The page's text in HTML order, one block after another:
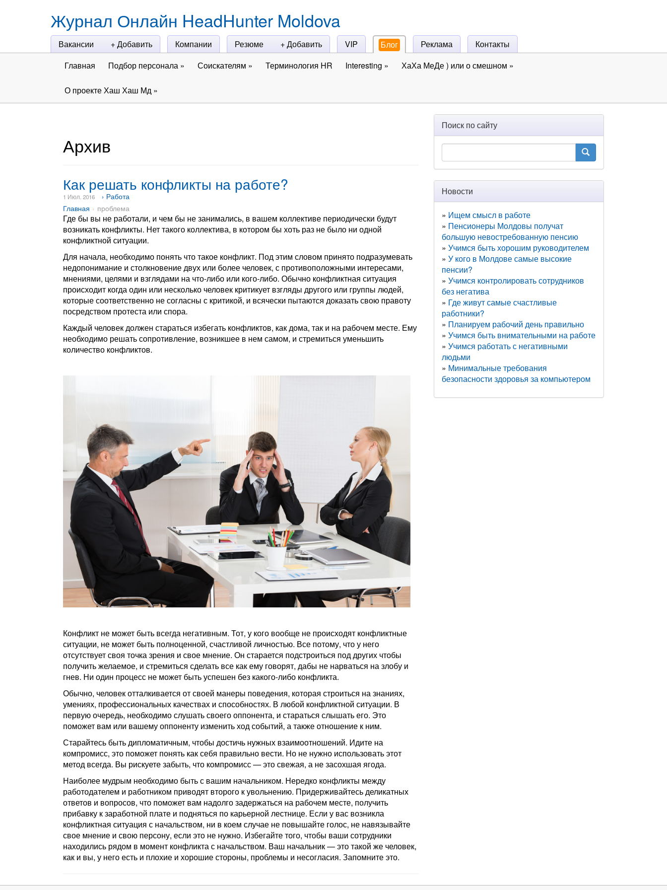
Журнал Онлайн HeadHunter Moldova
Вакансии + Добавить Компании Резюме + Добавить VIP Блог Реклама
Контакты
Главная
Подбор персонала » Соискателям » Терминология HR Interesting » ХаХа МеДе ) или о смешном »
О проекте Хаш Хаш Мд »
Архив
Как решать конфликты на работе?
1 Июл. 2016
› Работа
Главная
проблема
Где бы вы не работали, и чем бы не занимались, в вашем коллективе периодически будут
возникать конфликты. Нет такого коллектива, в котором бы хоть раз не было ни одной
конфликтной ситуации.
Для начала, необходимо понять что такое конфликт. Под этим словом принято подразумевать
недопонимание и столкновение двух или более человек, с противоположными интересами,
мнениями, целями и взглядами на что-либо или кого-либо. Обычно конфликтная ситуация
происходит когда один или несколько человек критикует взгляды другого или группы людей,
которые соответственно не согласны с критикой, и всячески пытаются доказать свою правоту
посредством протеста или спора.
Каждый человек должен стараться избегать конфликтов, как дома, так и на рабочем месте. Ему
необходимо решать сопротивление, возникшее в нем самом, и стремиться уменьшить
количество конфликтов.
Конфликт не может быть всегда негативным. Тот, у кого вообще не происходят конфликтные
ситуации, не может быть полноценной, счастливой личностью. Все потому, что у него
отсутствует своя точка зрения и свое мнение. Он старается подстроиться под других чтобы
получить желаемое, и стремиться сделать все как ему говорят, дабы не нарваться на злобу и
гнев. Ни один процесс не может быть успешен без какого-либо конфликта.
Обычно, человек отталкивается от своей манеры поведения, которая строиться на знаниях,
умениях, профессиональных качествах и способностях. В любой конфликтной ситуации. В
первую очередь, необходимо слушать своего оппонента, и стараться слышать его. Это
поможет вам или вашему оппоненту изменить ход событий, а также отношение к ним.
Старайтесь быть дипломатичным, чтобы достичь нужных взаимоотношений. Идите на
компромисс, это поможет понять как себя правильно вести. Но не нужно использовать этот
метод всегда. Вы рискуете забыть, что компромисс — это свежая, а не засохшая ягода.
Наиболее мудрым необходимо быть с вашим начальником. Нередко конфликты между
работодателем и работником приводят второго к увольнению. Придерживайтесь деликатных
ответов и вопросов, что поможет вам надолго задержаться на рабочем месте, получить
прибавку к заработной плате и подняться по карьерной лестнице. Если у вас возникла
конфликтная ситуация с начальством, ни в коем случае не повышайте голос, не навязывайте
свое мнение и свою персону, если это не нужно. Избегайте того, чтобы ваши сотрудники
находились рядом в момент конфликта с начальством. Ваш начальник — это такой же человек,
как и вы, у него есть и плохие и хорошие стороны, проблемы и несогласия. Запомните это.
Поиск по сайту
Новости
Ищем смысл в работе
Пенсионеры Молдовы получат
большую невостребованную пенсию
Учимся быть хорошим руководителем
У кого в Молдове самые высокие
пенсии?
Учимся контролировать сотрудников
без негатива
Где живут самые счастливые
работники?
Планируем рабочий день правильно
Учимся быть внимательными на работе
Учимся работать с негативными
людьми
Минимальные требования
безопасности здоровья за компьютером